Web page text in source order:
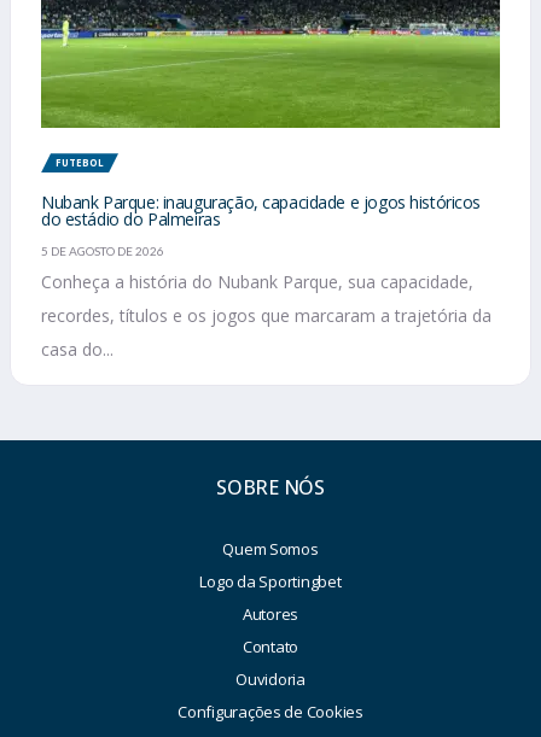
FUTEBOL
Nubank Parque: inauguração, capacidade e jogos históricos
do estádio do Palmeiras
5 DE AGOSTO DE 2026
Conheça a história do Nubank Parque, sua capacidade,
recordes, títulos e os jogos que marcaram a trajetória da
casa do...
SOBRE NÓS
Quem Somos
Logo da Sportingbet
Autores
Contato
Ouvidoria
Configurações de Cookies